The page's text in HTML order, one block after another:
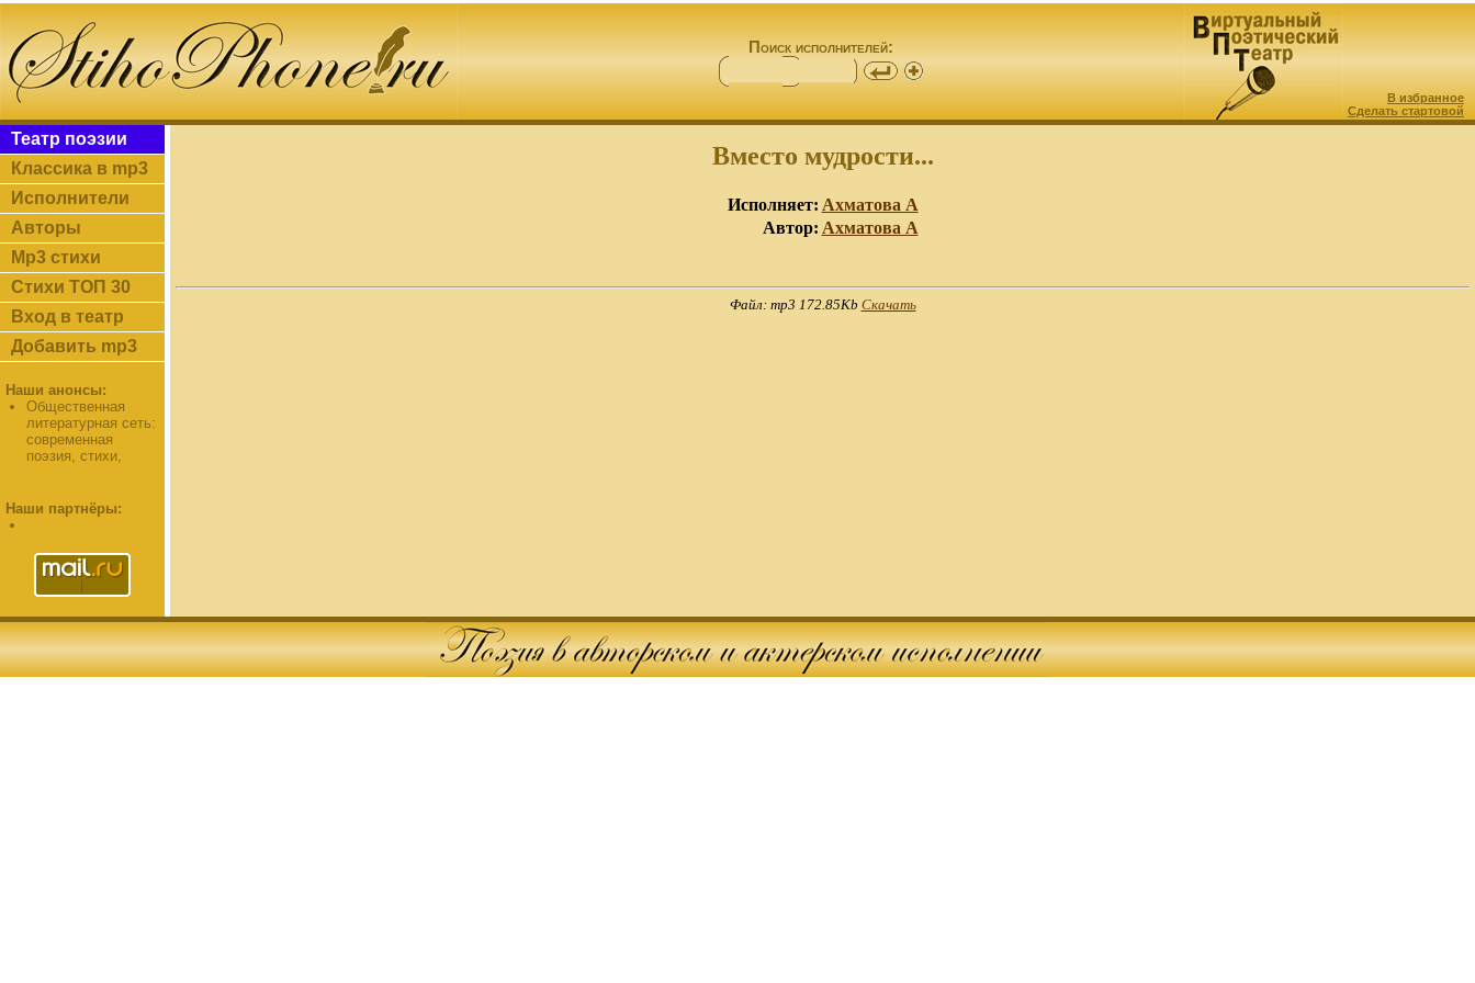
Поиск исполнителей:
В избранное
Сделать стартовой
Театр поэзии
Классика в mp3
Исполнители
Авторы
Mp3 стихи
Стихи ТОП 30
Вход в театр
Добавить mp3
Наши анонсы:
Общественная
литературная сеть:
современная
поэзия, стихи,
Наши партнёры:
Вместо мудрости...
Исполняет: Ахматова А
Автор: Ахматова А
Файл: mp3 172.85Kb Скачать